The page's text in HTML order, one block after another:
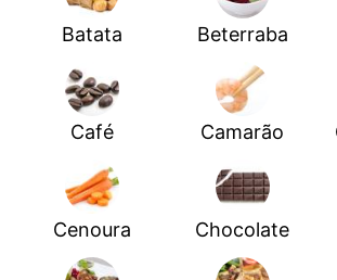
Batata Beterraba
Café Camarão
Cenoura Chocolate